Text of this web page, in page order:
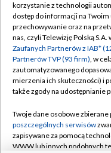
Abonament TVP
Emisja w TVP
Centrum informacji
Naziemna Telewizja
Rada Programowa
System NOS
korzystanie z technologii
dostęp do informacji na
przechowywanie oraz na
nas, czyli Telewizję Polską
Zaufanych Partnerów z IAB*
Partnerów TVP (93 firm), w
zautomatyzowanego
mierzenia ich skuteczności) i
także zgody na udostępnianie
Twoje dane osobowe
poszczególnych serwisów
zapisywane za pomocą
WWW lub innych podobnych